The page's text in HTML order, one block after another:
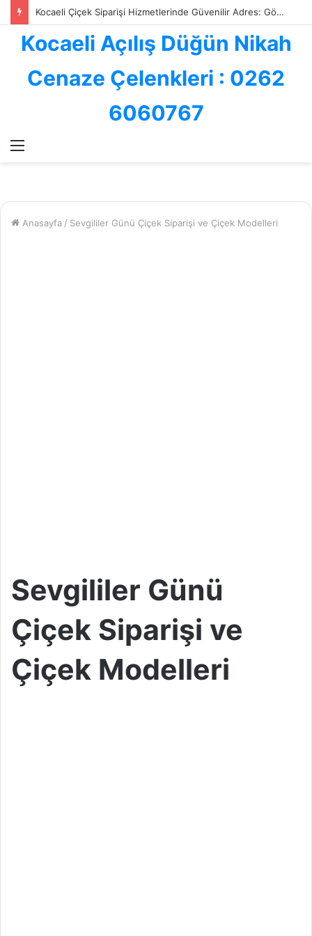
Kocaeli Çiçek Siparişi Hizmetlerinde Güvenilir Adres: Göksallar Çiçekçilik ile Profesyonel Çiçek Gönderimi
Kocaeli Açılış Düğün Nikah
Cenaze Çelenkleri : 0262
6060767
Anasayfa / Sevgililer Günü Çiçek Siparişi ve Çiçek Modelleri
Sevgililer Günü
Çiçek Siparişi ve
Çiçek Modelleri